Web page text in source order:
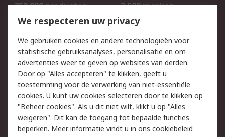
750.000 producten
2.500 merken
Bestellen
Inkoopoplossingen
Track & Trace
Wettelijk
Cookiebeleid
Email veiligheid
Privacybeleid
Websitevoorwaarden
Algemene
verkoopvoorwaarden
We respecteren uw privacy
We gebruiken cookies en andere technologieën voor
statistische gebruiksanalyses, personalisatie en om
advertenties weer te geven op websites van derden.
Door op "Alles accepteren" te klikken, geeft u
toestemming voor de verwerking van niet-essentiële
cookies. U kunt uw cookies selecteren door te klikken op
"Beheer cookies". Als u dit niet wilt, klikt u op "Alles
weigeren". Dit kan de toegang tot bepaalde functies
beperken. Meer informatie vindt u in ons cookiebeleid